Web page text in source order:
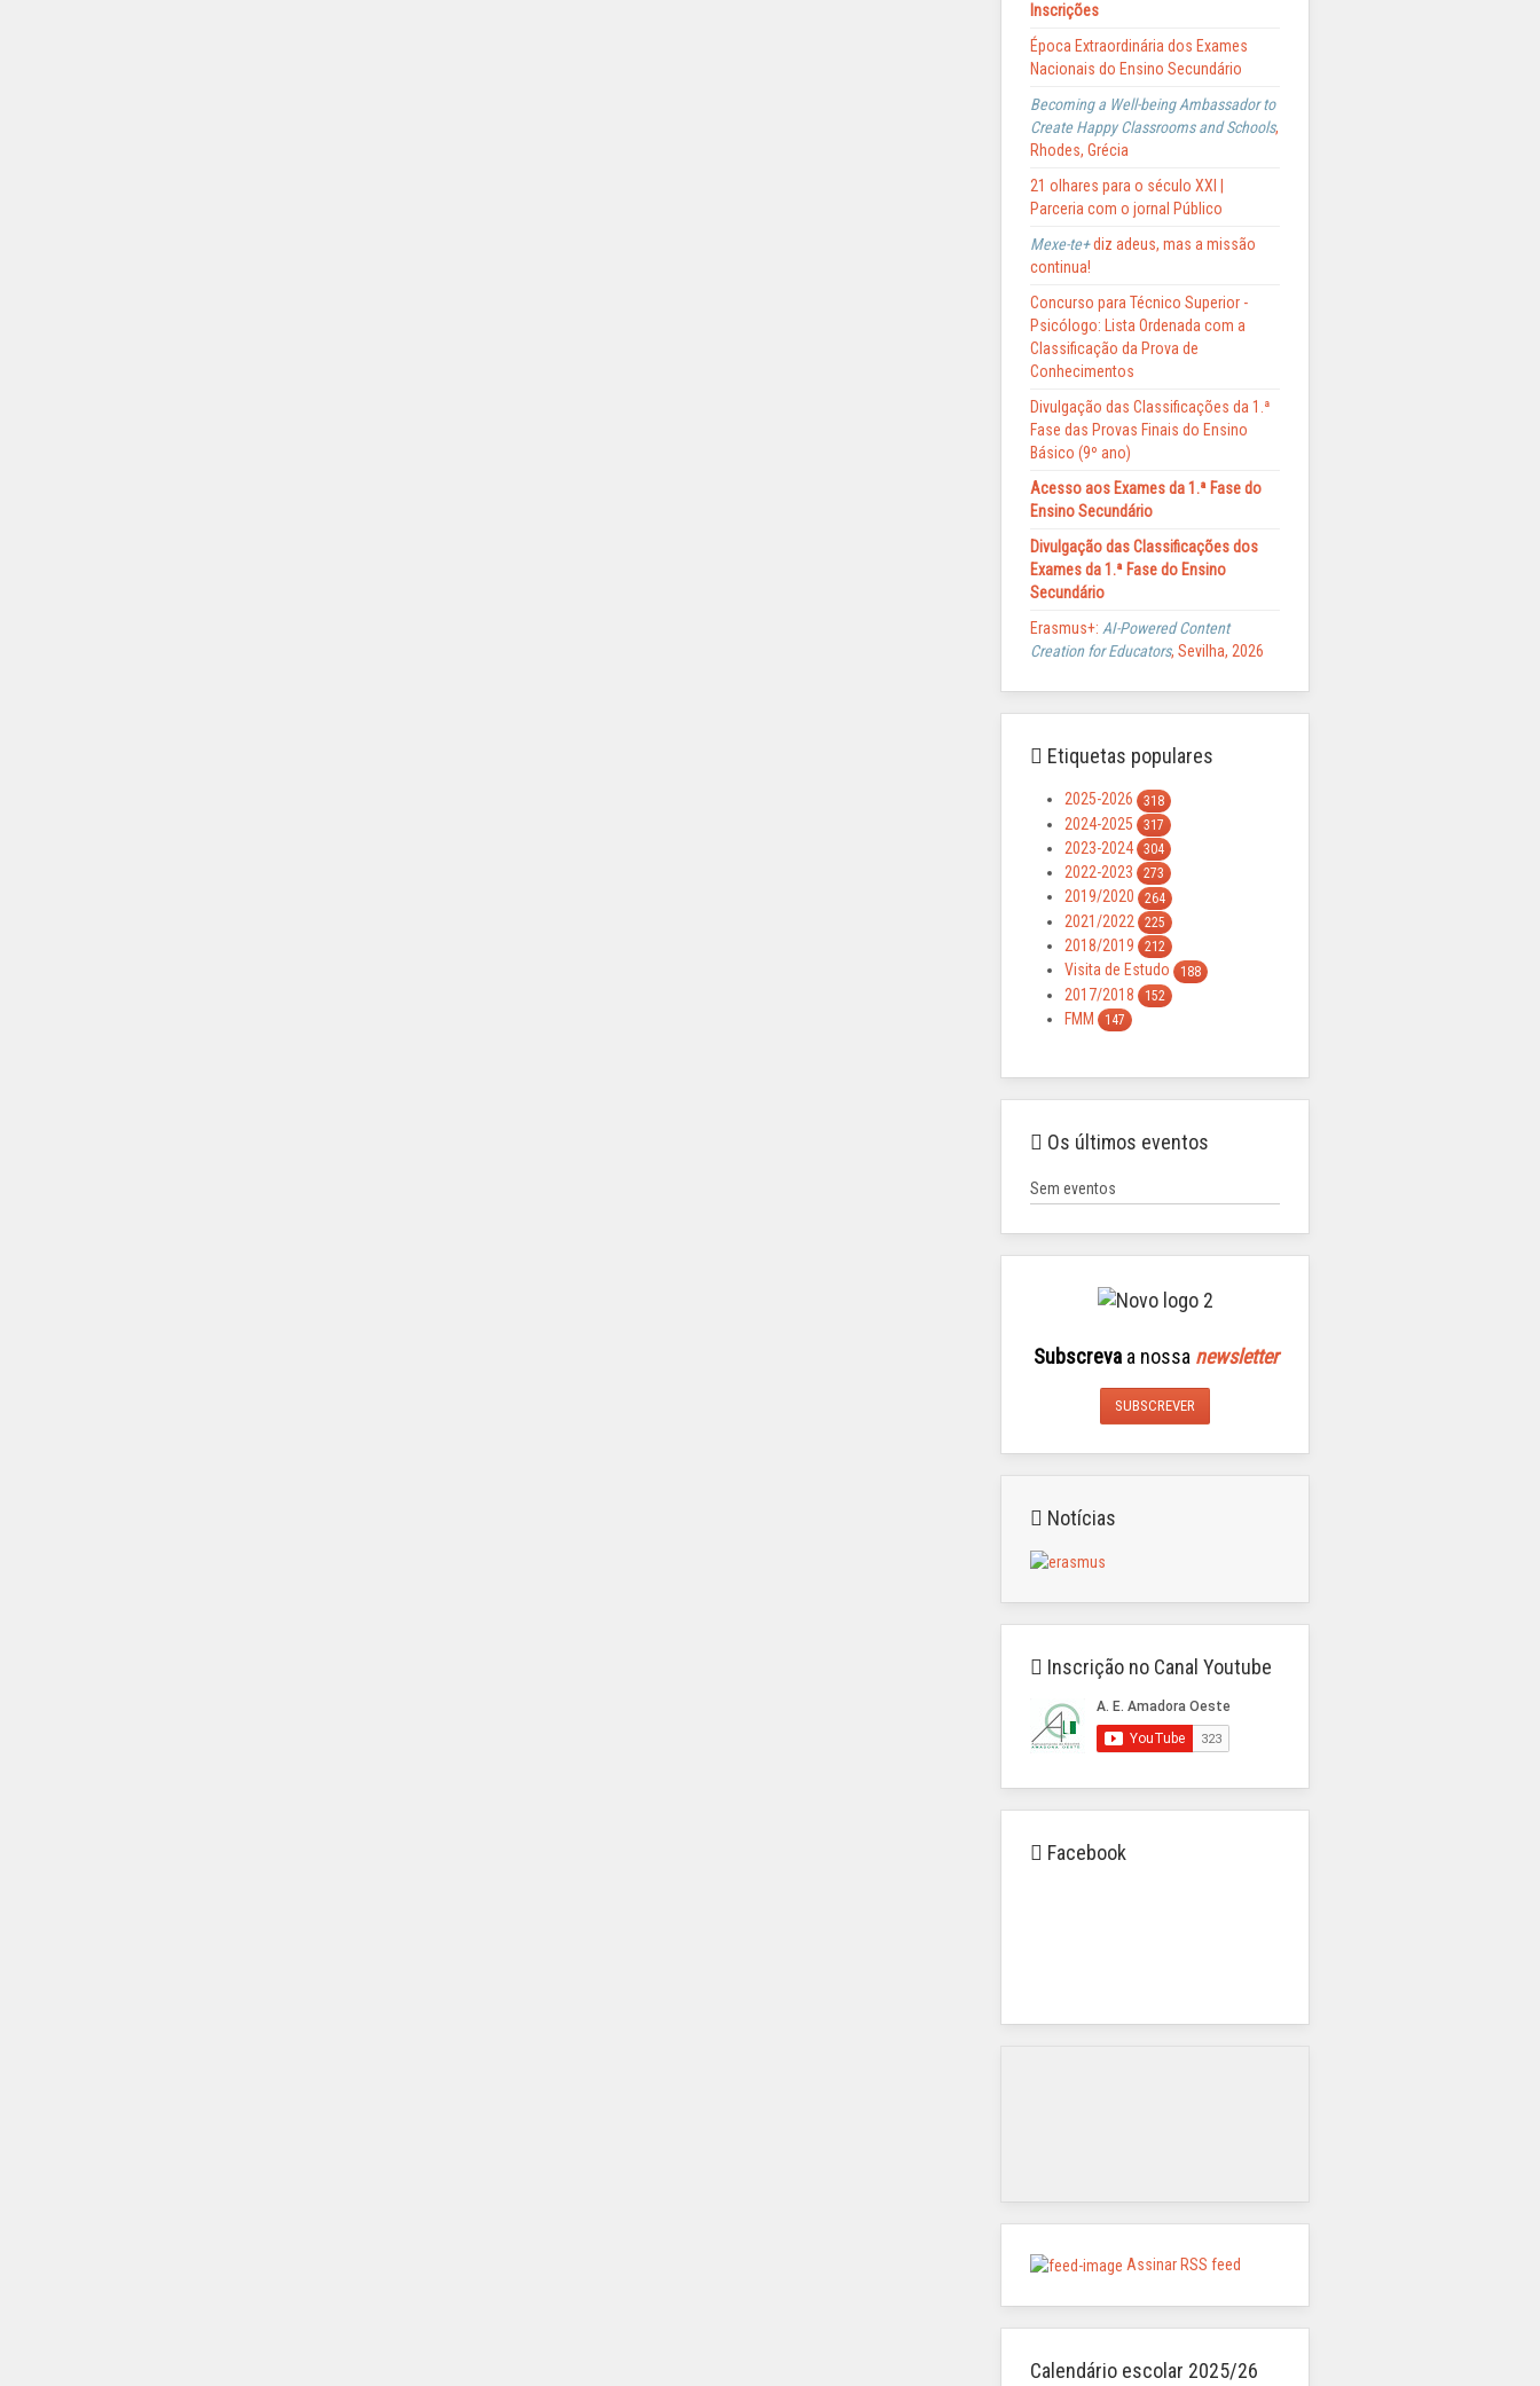
Inscrições
Época Extraordinária dos Exames
Nacionais do Ensino Secundário
Becoming a Well-being Ambassador to
Create Happy Classrooms and Schools,
Rhodes, Grécia
21 olhares para o século XXI |
Parceria com o jornal Público
Mexe-te+diz adeus, mas a missão
continua!
Concurso para Técnico Superior -
Psicólogo: Lista Ordenada com a
Classificação da Prova de
Conhecimentos
Divulgação das Classificações da 1.ª
Fase das Provas Finais do Ensino
Básico (9º ano)
Acesso aos Exames da 1.ª Fase do
Ensino Secundário
Divulgação das Classificações dos
Exames da 1.ª Fase do Ensino
Secundário
Erasmus+: AI-Powered Content
Creation for Educators, Sevilha, 2026
Etiquetas populares
2025-2026 318
2024-2025 317
2023-2024 304
2022-2023 273
2019/2020 264
2021/2022 225
2018/2019 212
Visita de Estudo 188
2017/2018 152
FMM 147
Os últimos eventos
Sem eventos
Subscreva a nossa newsletter
SUBSCREVER
Notícias
Inscrição no Canal Youtube
Facebook
Assinar RSS feed
Calendário escolar 2025/26